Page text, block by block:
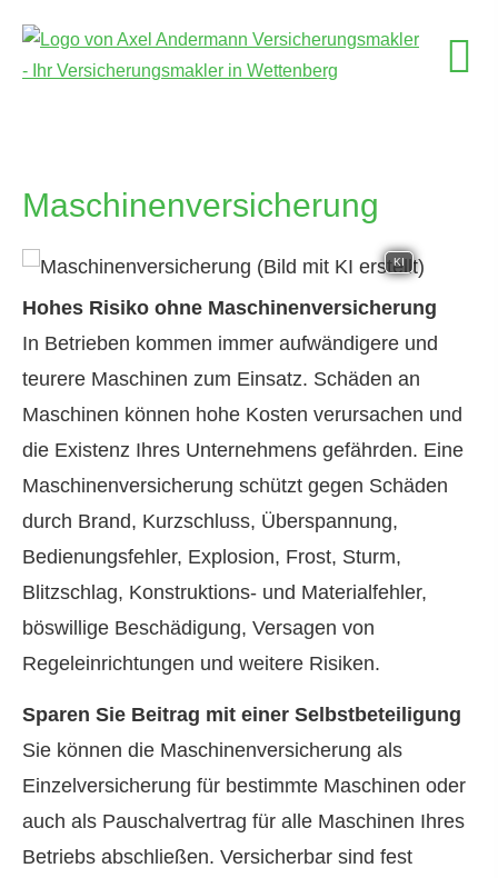
Maschinenversicherung
KI
Hohes Risiko ohne Maschinenversicherung
In Betrieben kommen immer aufwändigere und
teurere Maschinen zum Einsatz. Schäden an
Maschinen können hohe Kosten verursachen und
die Existenz Ihres Unternehmens gefährden. Eine
Maschinenversicherung schützt gegen Schäden
durch Brand, Kurzschluss, Überspannung,
Bedienungsfehler, Explosion, Frost, Sturm,
Blitzschlag, Konstruktions- und Materialfehler,
böswillige Beschädigung, Versagen von
Regeleinrichtungen und weitere Risiken.
Sparen Sie Beitrag mit einer Selbstbeteiligung
Sie können die Maschinenversicherung als
Einzelversicherung für bestimmte Maschinen oder
auch als Pauschalvertrag für alle Maschinen Ihres
Betriebs abschließen. Versicherbar sind fest